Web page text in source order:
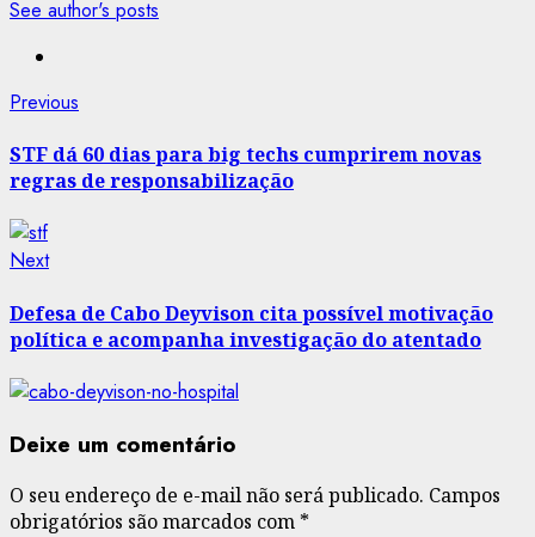
See author's posts
Post
navigation
Previous
STF dá 60 dias para big techs cumprirem novas
regras de responsabilização
NextNext
Defesa de Cabo Deyvison cita possível motivação
política e acompanha investigação do atentado
Deixe um comentário
O seu endereço de e-mail não será publicado. Campos
obrigatórios são marcados com *